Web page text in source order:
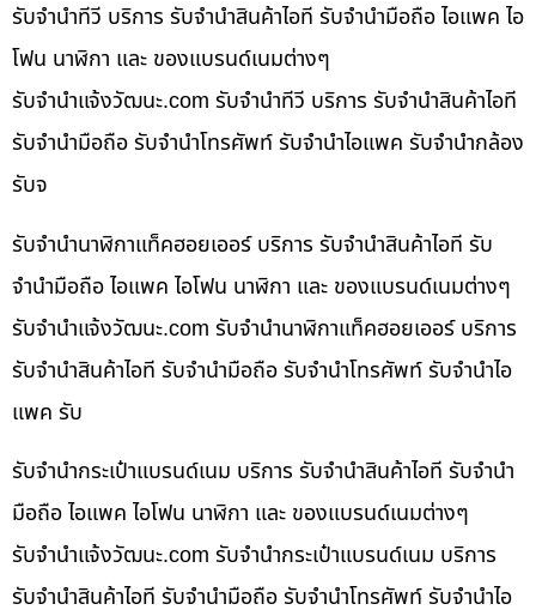
รับจำนำทีวี บริการ รับจำนำสินค้าไอที รับจำนำมือถือ ไอแพค ไอ
โฟน นาฬิกา และ ของแบรนด์เนมต่างๆ
รับจํานําแจ้งวัฒนะ.com รับจำนำทีวี บริการ รับจำนำสินค้าไอที
รับจำนำมือถือ รับจำนำโทรศัพท์ รับจำนำไอแพค รับจำนำกล้อง
รับจ
รับจำนำนาฬิกาแท็คฮอยเออร์ บริการ รับจำนำสินค้าไอที รับ
จำนำมือถือ ไอแพค ไอโฟน นาฬิกา และ ของแบรนด์เนมต่างๆ
รับจํานําแจ้งวัฒนะ.com รับจำนำนาฬิกาแท็คฮอยเออร์ บริการ
รับจำนำสินค้าไอที รับจำนำมือถือ รับจำนำโทรศัพท์ รับจำนำไอ
แพค รับ
รับจำนำกระเป๋าแบรนด์เนม บริการ รับจำนำสินค้าไอที รับจำนำ
มือถือ ไอแพค ไอโฟน นาฬิกา และ ของแบรนด์เนมต่างๆ
รับจํานําแจ้งวัฒนะ.com รับจำนำกระเป๋าแบรนด์เนม บริการ
รับจำนำสินค้าไอที รับจำนำมือถือ รับจำนำโทรศัพท์ รับจำนำไอ